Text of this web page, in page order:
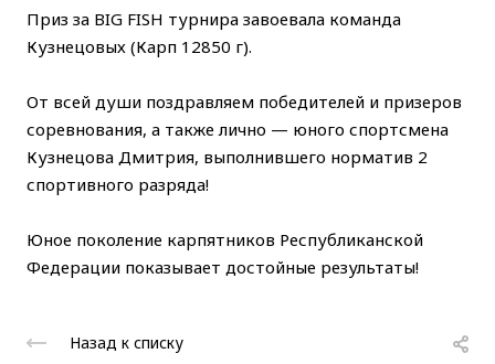
Приз за BIG FISH турнира завоевала команда
Кузнецовых (Карп 12850 г).
От всей души поздравляем победителей и призеров
соревнования, а также лично — юного спортсмена
Кузнецова Дмитрия, выполнившего норматив 2
спортивного разряда!
Юное поколение карпятников Республиканской
Федерации показывает достойные результаты!
Назад к списку